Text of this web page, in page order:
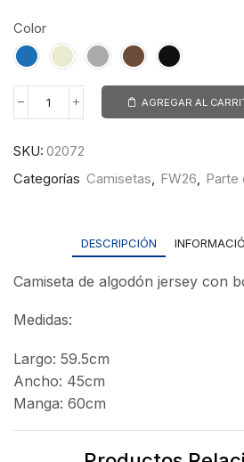
Color
AGREGAR AL
SKU: 02072
Categorías Camisetas, FW26, Parte
DESCRIPCIÓN
Camiseta de algodón jersey con
Medidas:
Largo: 59.5cm
Ancho: 45cm
Manga: 60cm